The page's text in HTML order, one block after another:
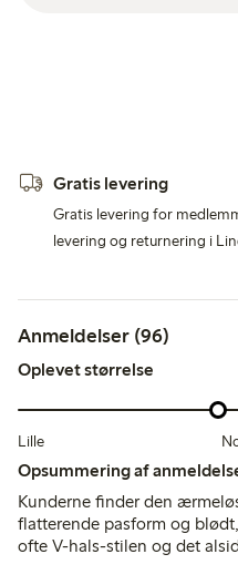
Gratis levering
Gratis levering for
levering og returnering i
Anmeldelser (96)
Oplevet størrelse
Lille
Opsummering af
Kunderne finder den
flatterende pasform og
ofte V-hals-stilen og det
størrelsen er lille, og